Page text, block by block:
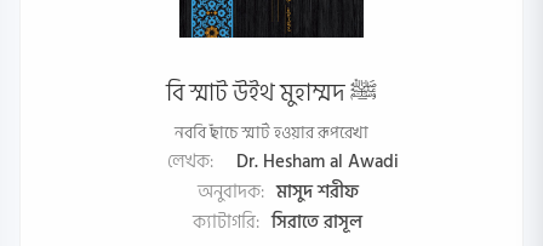
বি স্মাট উইথ মুহাম্মদ ﷺ
নববি ছাঁচে স্মার্ট হওয়ার রূপরেখা
লেখক:
Dr. Hesham al Awadi
অনুবাদক: মাসুদ শরীফ
ক্যাটাগরি: সিরাতে রাসূল